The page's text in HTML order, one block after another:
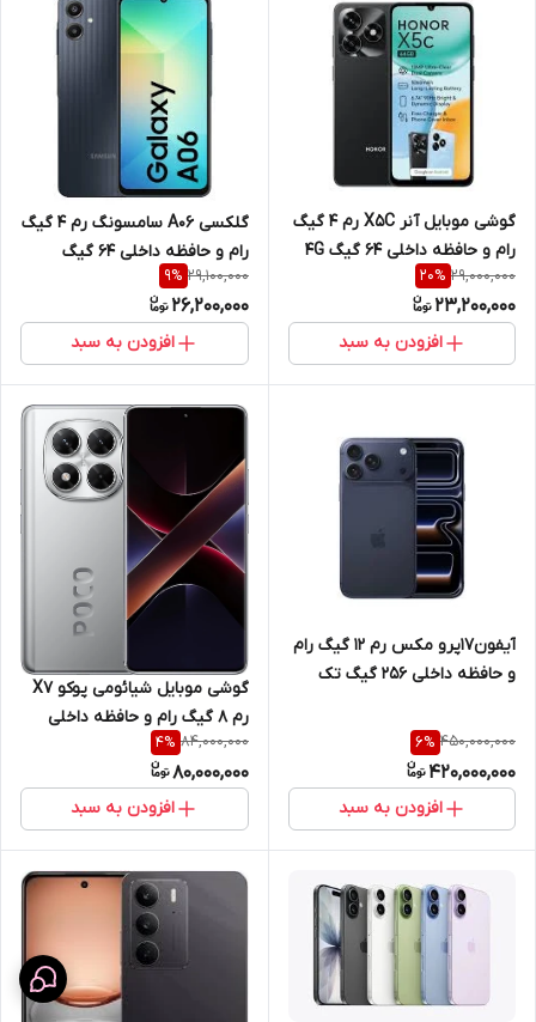
گوشی موبایل آنر X5C رم 4 گیگ
رام و حافظه داخلی 64 گیگ 4G
29,000,000
20%
23,200,000
افزودن به سبد
گلکسی A06 سامسونگ رم 4 گیگ
رام و حافظه داخلی 64 گیگ
29,100,000
9%
26,200,000
افزودن به سبد
آیفون17پرو مکس رم 12 گیگ رام
و حافظه داخلی 256 گیگ تک
450,000,000
6%
420,000,000
افزودن به سبد
گوشی موبایل شیائومی پوکو X7
رم 8 گیگ رام و حافظه داخلی
256 گیگ 5G
84,000,000
4%
80,000,000
افزودن به سبد